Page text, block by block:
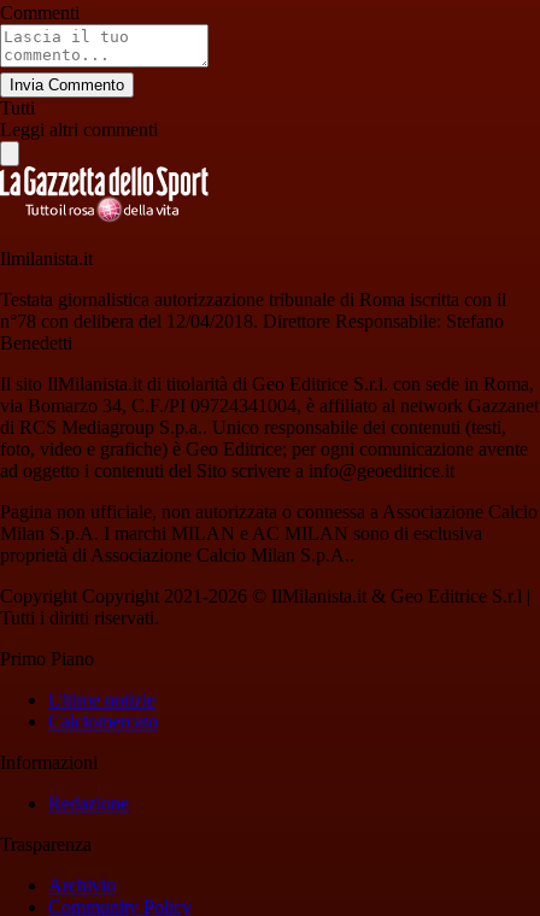
Commenti
Invia Commento
Tutti
Leggi altri commenti
Ilmilanista.it
Testata giornalistica autorizzazione tribunale di Roma iscritta con il
n°78 con delibera del 12/04/2018. Direttore Responsabile: Stefano
Benedetti
Il sito IlMilanista.it di titolarità di Geo Editrice S.r.l. con sede in Roma,
via Bomarzo 34, C.F./PI 09724341004, è affiliato al network Gazzanet
di RCS Mediagroup S.p.a.. Unico responsabile dei contenuti (testi,
foto, video e grafiche) è Geo Editrice; per ogni comunicazione avente
ad oggetto i contenuti del Sito scrivere a info@geoeditrice.it
Pagina non ufficiale, non autorizzata o connessa a Associazione Calcio
Milan S.p.A. I marchi MILAN e AC MILAN sono di esclusiva
proprietà di Associazione Calcio Milan S.p.A..
Copyright Copyright 2021-2026 © IlMilanista.it & Geo Editrice S.r.l |
Tutti i diritti riservati.
Primo Piano
Ultime notizie
Calciomercato
Informazioni
Redazione
Trasparenza
Archivio
Community Policy